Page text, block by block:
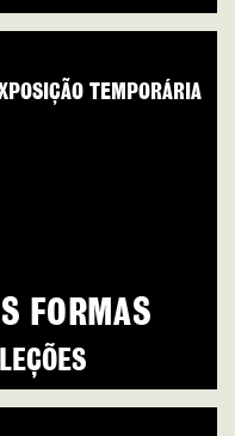
FORMAS
TEMPORÁRIA